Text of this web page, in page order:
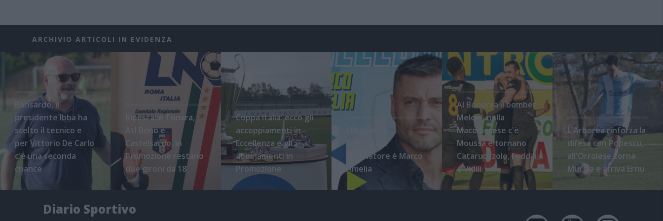
ARCHIVIO ARTICOLI IN EVIDENZA
Barisardo, il
presidente Ibba ha
scelto il tecnico e
per Vittorio De Carlo
c'è una seconda
chance
Ripescate Tonara,
Atl Bono e
Castelsardo, in
Promozione restano
due gironi da 18
Coppa Italia: ecco gli
accoppiamenti in
Eccellenza e gli
abbinamenti in
Promozione
l'ufficialità:
l'allenatore è Marco
Amelia
Al Bonorva il bomber
Meloni, nella
Macomerese c'è
Moussa e tornano
Cataruozzolo, Foddai
e Vidili
L'Arborea rinforza la
difesa con Popescu,
all'Orrolese torna
Murgia e arriva Erriu
Diario Sportivo